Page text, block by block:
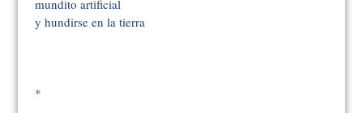
mundito artificial
y hundirse en la tierra
*